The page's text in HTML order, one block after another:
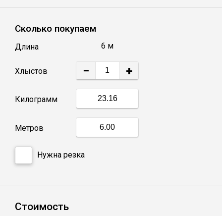
Квадрат
Труба профильная
Катанка
Полоса
Сколько покупаем
Длина 6 м
Хлыстов − +
Килограмм
Метров
Нужна резка
Стоимость